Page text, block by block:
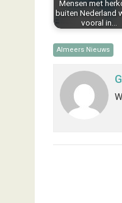
t
Mensen met
buiten Nederland
vooral in…
Almeers Nieuws